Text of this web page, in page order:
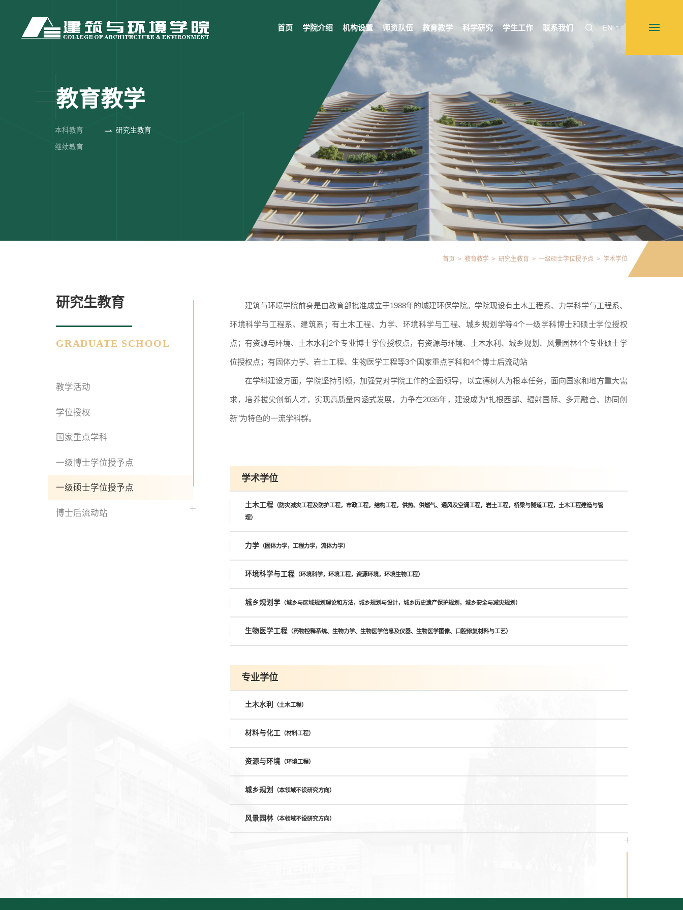
首页 学院介绍 机构设置 师资队伍 教育教学 科学研究 学生工作 联系我们 EN
教育教学
本科教育 研究生教育
继续教育
首页 > 教育教学 > 研究生教育 > 一级硕士学位授予点 > 学术学位
研究生教育
GRADUATE SCHOOL
教学活动
学位授权
国家重点学科
一级博士学位授予点
一级硕士学位授予点
博士后流动站
建筑与环境学院前身是由教育部批准成立于1988年的城建环保学院。学院现设有土木工程系、力学科学与工程系、
环境科学与工程系、建筑系；有土木工程、力学、环境科学与工程、城乡规划学等4个一级学科博士和硕士学位授权
点；有资源与环境、土木水利2个专业博士学位授权点，有资源与环境、土木水利、城乡规划、风景园林4个专业硕士学
位授权点；有固体力学、岩土工程、生物医学工程等3个国家重点学科和4个博士后流动站
在学科建设方面，学院坚持引领，加强党对学院工作的全面领导，以立德树人为根本任务，面向国家和地方重大需
求，培养拔尖创新人才，实现高质量内涵式发展，力争在2035年，建设成为“扎根西部、辐射国际、多元融合、协同创
新”为特色的一流学科群。
学术学位
土木工程 （防灾减灾工程及防护工程，市政工程，结构工程，供热、供燃气、通风及空调工程，岩土工程，桥梁与隧道工程，土木工程建造与管
理）
力学 （固体力学，工程力学，流体力学）
环境科学与工程 （环境科学，环境工程，资源环境，环境生物工程）
城乡规划学 （城乡与区域规划理论和方法，城乡规划与设计，城乡历史遗产保护规划，城乡安全与减灾规划）
生物医学工程 （药物控释系统、生物力学、生物医学信息及仪器、生物医学图像、口腔修复材料与工艺）
专业学位
土木水利 （土木工程）
材料与化工 （材料工程）
资源与环境 （环境工程）
城乡规划 （本领域不设研究方向）
风景园林 （本领域不设研究方向）